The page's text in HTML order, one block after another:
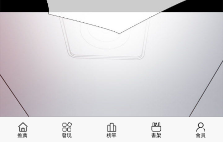
推薦 發現 榜單 書架 會員